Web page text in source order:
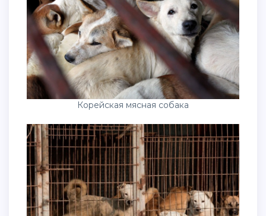
Корейская мясная собака